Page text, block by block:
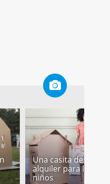
Una casita de
alquiler para los
niños